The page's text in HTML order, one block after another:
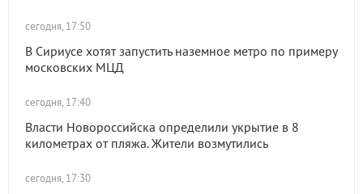
сегодня, 17:50
В Сириусе хотят запустить наземное метро по примеру
московских МЦД
сегодня, 17:40
Власти Новороссийска определили укрытие в 8
километрах от пляжа. Жители возмутились
сегодня, 17:30